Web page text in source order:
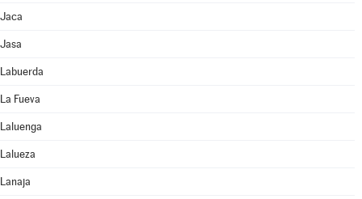
Jaca
Jasa
Labuerda
La Fueva
Laluenga
Lalueza
Lanaja